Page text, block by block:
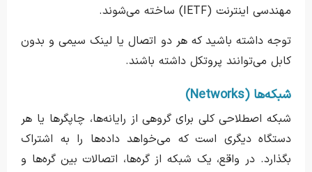
مهندسی اینترنت (IETF) ساخته می‌شوند.
توجه داشته باشید که هر دو اتصال یا لینک سیمی و بدون
کابل می‌توانند پروتکل داشته باشند.
شبکه‌ها (Networks)
شبکه اصطلاحی کلی برای گروهی از رایانه‌ها، چاپگرها یا هر
دستگاه دیگری است که می‌خواهد داده‌ها را به اشتراک
بگذارد. در واقع، یک شبکه از گره‌ها، اتصالات بین گره‌ها و